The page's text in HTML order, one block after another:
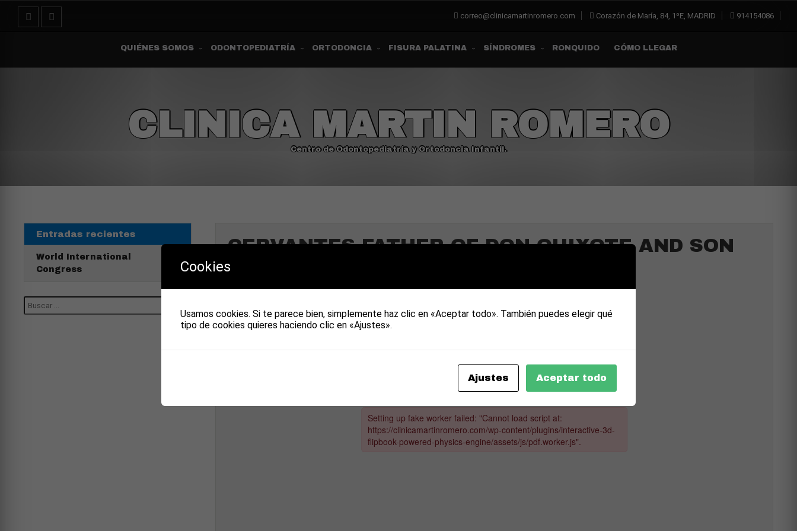
correo@clinicamartinromero.com Corazón de María, 84, 1ºE, MADRID 914154086
QUIÉNES SOMOS ODONTOPEDIATRÍA ORTODONCIA FISURA PALATINA SÍNDROMES RONQUIDO CÓMO LLEGAR
CLINICA MARTIN ROMERO
Centro de Odontopediatría y Ortodoncia Infantil.
CERVANTES FATHER OF DON QUIXOTE AND SON
OF A DENTIST
Entradas recientes
World International
Congress
Cookies
Usamos cookies. Si te parece bien, simplemente haz clic en «Aceptar todo». También puedes elegir qué
tipo de cookies quieres haciendo clic en «Ajustes».
Ajustes Aceptar todo